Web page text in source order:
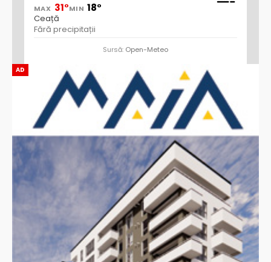
AD
MAX 31°MIN 18°
Ceață
Fără precipitații
Sursă: Open-Meteo